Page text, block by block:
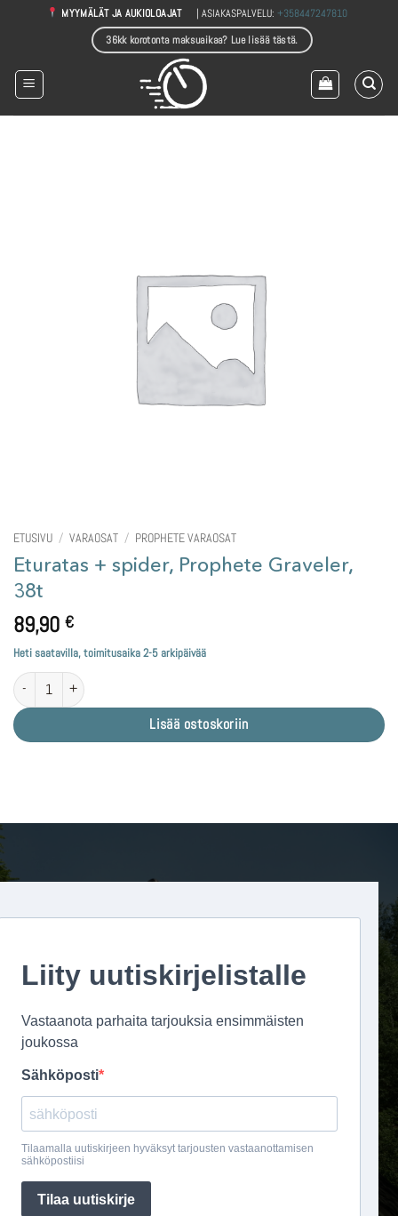
MYYMÄLÄT JA AUKIOLOAJAT | ASIAKASPALVELU:+358447247810
36kk korotonta maksuaikaa? Lue lisää tästä.
ETUSIVU / VARAOSAT / PROPHETE VARAOSAT
Eturatas + spider, Prophete Graveler,
38t
89,90 €
Heti saatavilla, toimitusaika 2-5 arkipäivää
Eturatas + spider, Prophete Graveler, 38t määrä
Lisää ostoskoriin